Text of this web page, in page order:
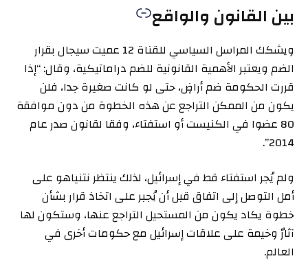
بين القانون والواقع
ويشكك المراسل السياسي للقناة 12 عميت سيجال بقرار
الضم ويعتبر الأهمية القانونية للضم دراماتيكية، وقال: “إذا
قررت الحكومة ضم أراضٍ، حتى لو كانت صغيرة جدا، فلن
يكون من الممكن التراجع عن هذه الخطوة من دون موافقة
80 عضوا في الكنيست أو استفتاء، وفقا لقانون صدر عام
2014”.
ولم يُجر استفتاء قط في إسرائيل، لذلك ينتظر نتنياهو على
أمل التوصل إلى اتفاق قبل أن يُجبر على اتخاذ قرار بشأن
خطوة يكاد يكون من المستحيل التراجع عنها، وستكون لها
آثارٌ وخيمة على علاقات إسرائيل مع حكومات أخرى في
العالم.